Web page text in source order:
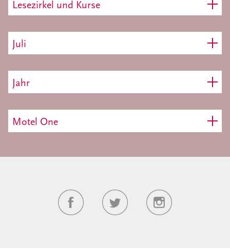
Lesezirkel und Kurse
Juli
Jahr
Motel One